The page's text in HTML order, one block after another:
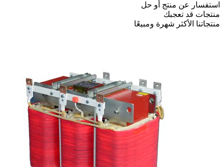
استفسار عن منتج أو حل
منتجات قد تعجبك
منتجاتنا الأكثر شهرة ومبيعًا